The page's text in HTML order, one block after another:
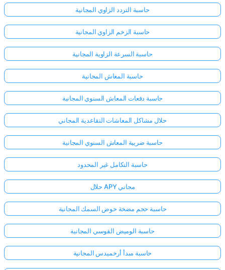
حاسبة التردد الزاوي المجانية
حاسبة الزخم الزاوي المجانية
حاسبة السرعة الزاوية المجانية
حاسبة المعاش المجانية
حاسبة دفعات المعاش السنوي المجانية
حلال مشاكل المعاشات التقاعدية المجاني
حاسبة ضريبة المعاش السنوي المجانية
حاسبة التكامل غير المحدود
حلال APY مجاني
حاسبة حجم مضخة حوض السمك المجانية
حاسبة الوميض القوسي المجانية
حاسبة مبدأ أرخميدس المجانية